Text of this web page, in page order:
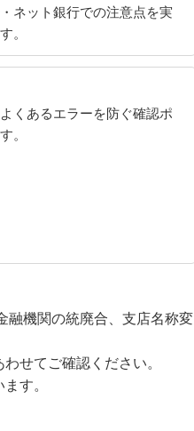
ネット銀行での注意点を実
。
くあるエラーを防ぐ確認ポ
。
融機関の統廃合、支店名称変
せてご確認ください。
す。